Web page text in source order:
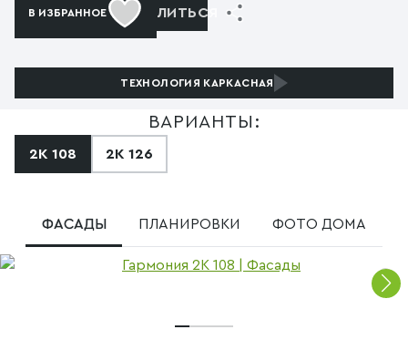
В ИЗБРАННОЕ ПОДЕЛИТЬСЯ
ТЕХНОЛОГИЯ КАРКАСНАЯ
ВАРИАНТЫ:
2К 108 2К 126
ФАСАДЫ ПЛАНИРОВКИ ФОТО ДОМА